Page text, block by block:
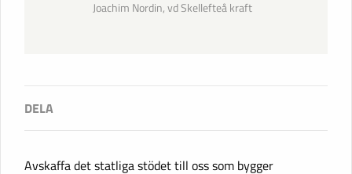
Joachim Nordin, vd Skellefteå kraft
Avskaffa det statliga stödet till oss som bygger